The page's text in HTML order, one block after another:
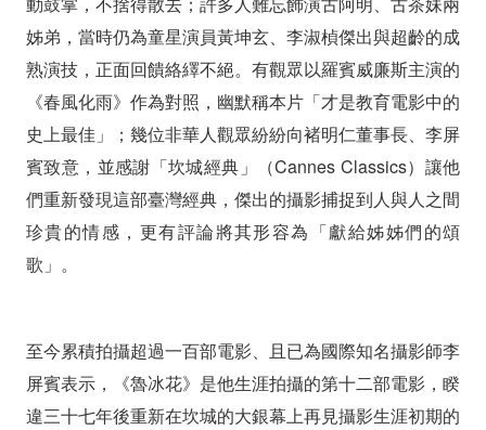
姊弟，當時仍為童星演員黃坤玄、李淑楨傑出與超齡的成
熟演技，正面回饋絡繹不絕。有觀眾以羅賓威廉斯主演的
《春風化雨》作為對照，幽默稱本片「才是教育電影中的
史上最佳」；幾位非華人觀眾紛紛向褚明仁董事長、李屏
賓致意，並感謝「坎城經典」（Cannes Classics）讓他
們重新發現這部臺灣經典，傑出的攝影捕捉到人與人之間
珍貴的情感，更有評論將其形容為「獻給姊姊們的頌
歌」。
至今累積拍攝超過一百部電影、且已為國際知名攝影師李
屏賓表示，《魯冰花》是他生涯拍攝的第十二部電影，睽
違三十七年後重新在坎城的大銀幕上再見攝影生涯初期的